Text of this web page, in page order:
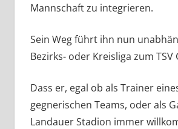
Mannschaft zu integrieren.
Sein Weg führt ihn nun
Bezirks- oder Kreisliga zum TSV
Dass er, egal ob als Trainer
gegnerischen Teams, oder als
Landauer Stadion immer